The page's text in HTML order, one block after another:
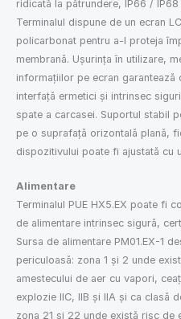
ridicată la pătrundere, IP66 / IP68
Terminalul dispune de un ecran
policarbonat pentru a-l proteja
membrană. Ușurința în utilizare,
informațiilor pe ecran
interfață ermetici și intrinsec
spate a carcasei. Suportul stabil
pe o suprafață orizontală plană,
dispozitivului poate fi ajustată cu
Alimentare
Terminalul PUE HX5.EX poate fi
de alimentare intrinsec sigură,
Sursa de alimentare PM01.EX-1
periculoasă: zona 1 și 2 unde
amestecului de aer cu vapori,
explozie IIC, IIB și IIA și ca clasă
zona 21 și 22 unde există risc de